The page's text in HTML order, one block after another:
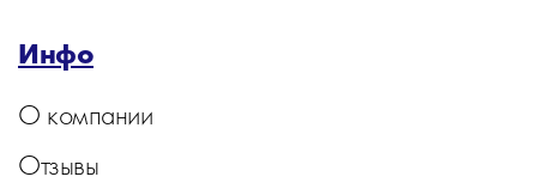
Инфо
О компании
Отзывы